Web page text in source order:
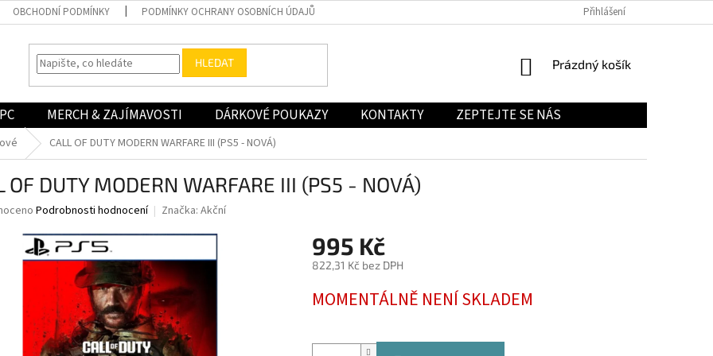
OBCHODNÍ PODMÍNKY PODMÍNKY OCHRANY OSOBNÍCH ÚDAJŮ Přihlášení
HLEDAT
NÁKUPNÍ
Prázdný košík
PC MERCH & ZAJÍMAVOSTI DÁRKOVÉ POUKAZY KONTAKTY ZEPTEJTE SE NÁS
CALL OF DUTY MODERN WARFARE III (PS5 - NOVÁ)
OF DUTY MODERN WARFARE III (PS5 - NOVÁ)
Podrobnosti hodnocení Značka: Akční
995 Kč
822,31 Kč bez DPH
cena:
MOMENTÁLNĚ NENÍ SKLADEM